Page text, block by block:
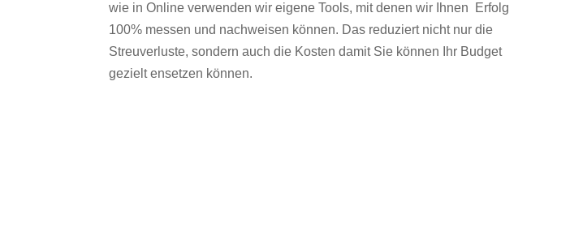
wie in Online verwenden wir eigene Tools, mit denen wir Ihnen Erfolg
100% messen und nachweisen können. Das reduziert nicht nur die
Streuverluste, sondern auch die Kosten damit Sie können Ihr Budget
gezielt ensetzen können.